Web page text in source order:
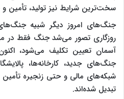
سخت‌ترین شرایط نیز تولید، تأمین و
جنگ‌های امروز دیگر شبیه
روزگاری تصور می‌شد جنگ فقط در
آسمان تعیین تکلیف می‌شود،
جنگ‌های جدید، کارخانه‌ها،
شبکه‌های مالی و حتی زنجیره تأمین
تبدیل شده‌اند.